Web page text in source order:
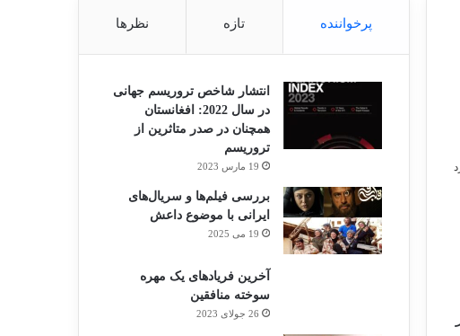
پرخواننده تازه نظرها
انتشار شاخص تروریسم جهانی
در سال 2022: افغانستان
همچنان در صدر متاثرین از
تروریسم
19 مارس 2023
بررسی فیلم‌ها و سریال‌های
ایرانی با موضوع داعش
19 می 2025
آخرین فریادهای یک مهره
سوخته منافقین
26 جولای 2023